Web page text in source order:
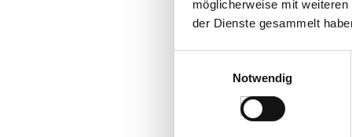
möglicherweise mit
der Dienste gesammelt
Notwendig
Art.Nr.:51862
€ 11,95*